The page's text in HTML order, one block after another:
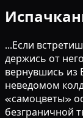
...Если
держись от
вернувшись из
неведомом
«самоцветы»
безграничной